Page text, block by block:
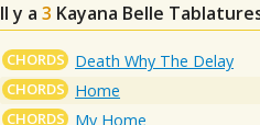
Il y a 3 Kayana Belle
CHORDS Death Why The Delay
CHORDS Home
CHORDS My Home